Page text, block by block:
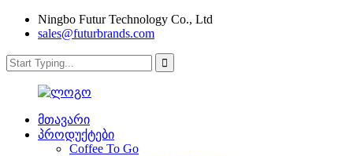
Ningbo Futur Technology Co., Ltd
sales@futurbrands.com
მთავარი
პროდუქტები
Coffee To Go